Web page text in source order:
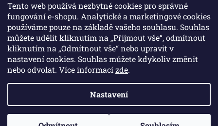
Tento web používá nezbytné cookies pro správné
fungování e-shopu. Analytické a marketingové cookies
používáme pouze na základě vašeho souhlasu. Souhlas
můžete udělit kliknutím na „Přijmout vše“, odmítnout
kliknutím na „Odmítnout vše“ nebo upravit v
nastavení cookies. Souhlas můžete kdykoliv změnit
nebo odvolat. Více informacízde.
Nastavení
Prohlášení o shodě
Způsoby platby
DOTAZY
Kontakty
Copyright 2026Colibri print. Všechna práva vyhrazena.